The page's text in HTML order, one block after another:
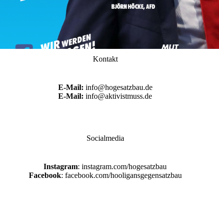
Kontakt
E-Mail: info@hogesatzbau.de
E-Mail: info@aktivistmuss.de
Socialmedia
Instagram: instagram.com/hogesatzbau
Facebook: facebook.com/hooligansgegensatzbau